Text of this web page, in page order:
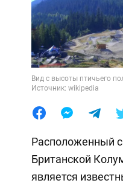
Вид с высоты птичьего
Источник: wikipedia
Расположенный
Британской
является